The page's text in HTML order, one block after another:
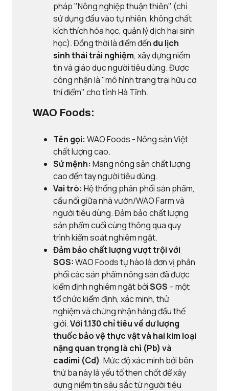
pháp "Nông nghiệp thuận thiên" (chỉ
sử dụng đầu vào tự nhiên, không chất
kích thích hóa học, quản lý dịch hại sinh
học). Đồng thời là điểm đến du lịch
sinh thái trải nghiệm, xây dựng niềm
tin và giáo dục người tiêu dùng. Được
công nhận là "mô hình trang trại hữu cơ
thí điểm" cho tỉnh Hà Tĩnh.
WAO Foods:
Tên gọi: WAO Foods - Nông sản Việt
chất lượng cao.
Sứ mệnh: Mang nông sản chất lượng
cao đến tay người tiêu dùng.
Vai trò: Hệ thống phân phối sản phẩm,
cầu nối giữa nhà vườn/WAO Farm và
người tiêu dùng. Đảm bảo chất lượng
sản phẩm cuối cùng thông qua quy
trình kiểm soát nghiêm ngặt.
Đảm bảo chất lượng vượt trội với
SGS:WAO Foods tự hào là đơn vị phân
phối các sản phẩm nông sản đã được
kiểm định nghiêm ngặt bởiSGS – một
tổ chức kiểm định, xác minh, thử
nghiệm và chứng nhận hàng đầu thế
giới.Với 1.130 chỉ tiêu về dư lượng
thuốc bảo vệ thực vật và hai kim loại
nặng quan trọng là chì (Pb) và
cadimi (Cd). Mức độ xác minh bởi bên
thứ ba này là yếu tố then chốt để xây
dựng niềm tin sâu sắc từ người tiêu